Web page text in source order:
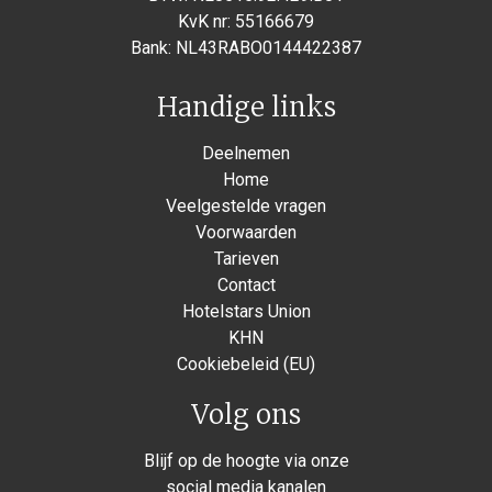
KvK nr: 55166679
Bank: NL43RABO0144422387
Handige links
Deelnemen
Home
Veelgestelde vragen
Voorwaarden
Tarieven
Contact
Hotelstars Union
KHN
Cookiebeleid (EU)
Volg ons
Blijf op de hoogte via onze
social media kanalen